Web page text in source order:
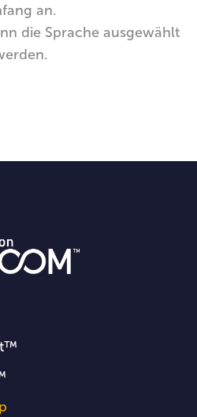
an.
die Sprache ausgewählt